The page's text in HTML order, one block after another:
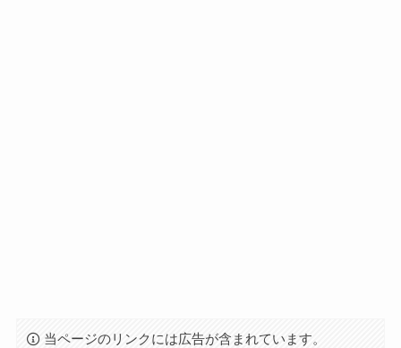
当ページのリンクには広告が含まれています。